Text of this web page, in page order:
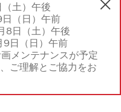
土）午後
（日）午前
8日（土）午後
日（日）午前
メンテナンスが予定
ご理解とご協力をお